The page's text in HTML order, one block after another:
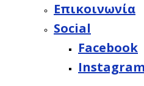
Επικοινωνία
Social
Facebook
Instagram